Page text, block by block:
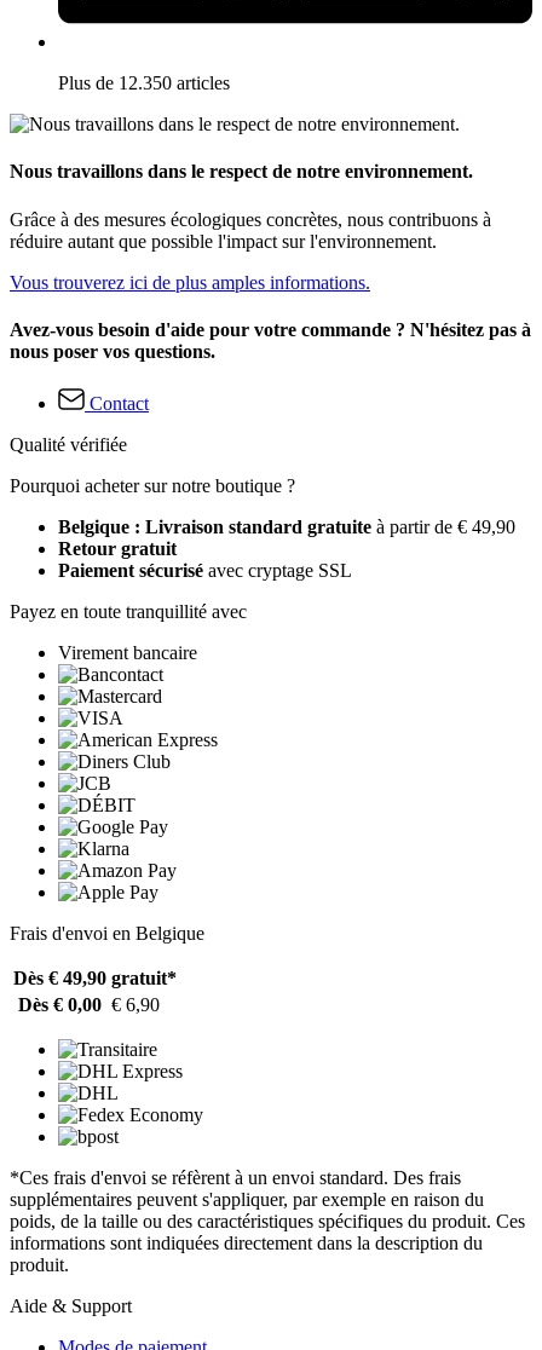
Plus de 12.350 articles
Nous travaillons dans le respect de notre environnement.
Grâce à des mesures écologiques concrètes, nous contribuons à
réduire autant que possible l'impact sur l'environnement.
Vous trouverez ici de plus amples informations.
Avez-vous besoin d'aide pour votre commande ? N'hésitez pas à
nous poser vos questions.
Contact
Qualité vérifiée
Pourquoi acheter sur notre boutique ?
Belgique : Livraison standard gratuite à partir de € 49,90
Retour gratuit
Paiement sécurisé avec cryptage SSL
Payez en toute tranquillité avec
Virement bancaire
Frais d'envoi en Belgique
Dès € 49,90 gratuit*
Dès € 0,00 € 6,90
*Ces frais d'envoi se réfèrent à un envoi standard. Des frais
supplémentaires peuvent s'appliquer, par exemple en raison du
poids, de la taille ou des caractéristiques spécifiques du produit. Ces
informations sont indiquées directement dans la description du
produit.
Aide & Support